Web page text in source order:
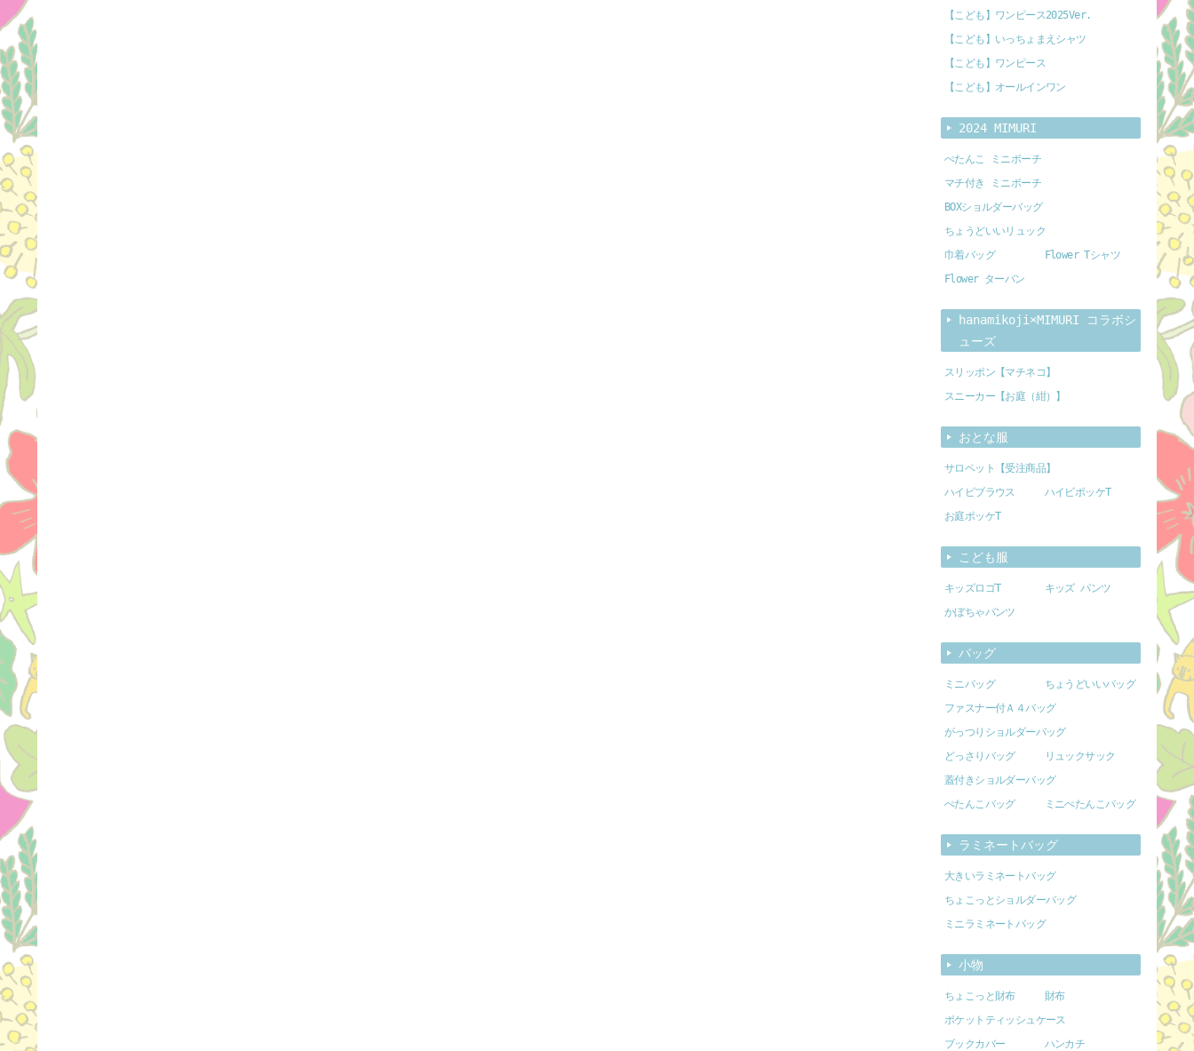
【こども】ワンピース2025Ver.
【こども】いっちょまえシャツ
【こども】ワンピース
【こども】オールインワン
2024 MIMURI
ぺたんこ ミニポーチ
マチ付き ミニポーチ
BOXショルダーバッグ
ちょうどいいリュック
巾着バッグ
Flower Tシャツ
Flower ターバン
hanamikoji×MIMURI コラボシ
ューズ
スリッポン【マチネコ】
スニーカー【お庭（紺）】
おとな服
サロペット【受注商品】
ハイビブラウス
ハイビポッケT
お庭ポッケT
こども服
キッズロゴT
キッズ パンツ
かぼちゃパンツ
バッグ
ミニバッグ
ちょうどいいバッグ
ファスナー付Ａ４バッグ
がっつりショルダーバッグ
どっさりバッグ
リュックサック
蓋付きショルダーバッグ
ぺたんこバッグ
ミニぺたんこバッグ
ラミネートバッグ
大きいラミネートバッグ
ちょこっとショルダーバッグ
ミニラミネートバッグ
小物
ちょこっと財布
財布
ポケットティッシュケース
ブックカバー
ハンカチ